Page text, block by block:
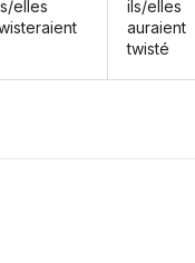
elles
ils/elles
auraient
twisté